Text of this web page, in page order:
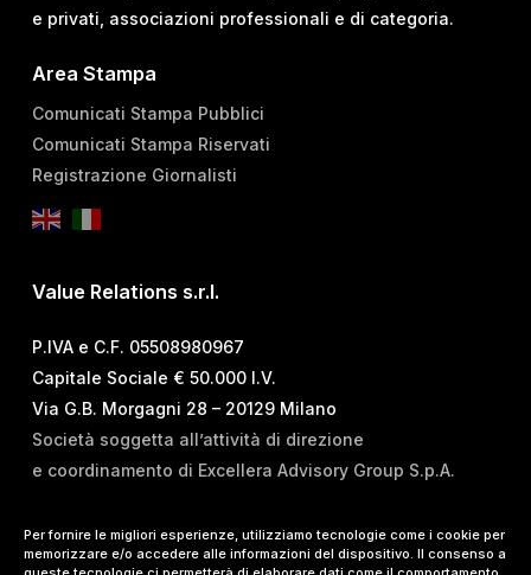
Per fornire le migliori esperienze, utilizziamo tecnologie come i cookie per
memorizzare e/o accedere alle informazioni del dispositivo. Il consenso a
e privati, associazioni professionali e di categoria.
Area Stampa
Comunicati Stampa Pubblici
Comunicati Stampa Riservati
Registrazione Giornalisti
Value Relations s.r.l.
P.IVA e C.F. 05508980967
Capitale Sociale € 50.000 I.V.
Via G.B. Morgagni 28 – 20129 Milano
Società soggetta all’attività di direzione
e coordinamento di Excellera Advisory Group S.p.A.
T. +39 02 84 99 02 01
E.info@vrelations.it